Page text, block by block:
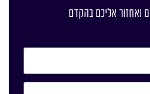
ואחזור אליכם בהקדם